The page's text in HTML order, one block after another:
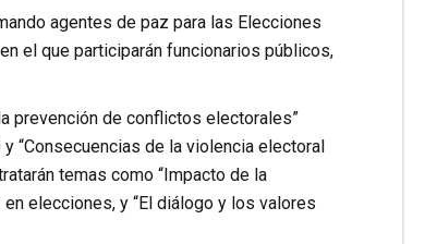
agentes de paz para las Elecciones
el que participarán funcionarios públicos,
prevención de conflictos electorales”
“Consecuencias de la violencia electoral
temas como “Impacto de la
elecciones, y “El diálogo y los valores